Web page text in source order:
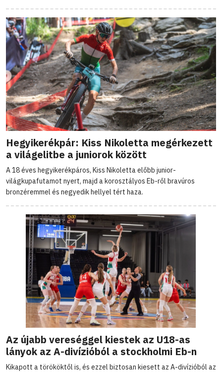
Hegyikerékpár: Kiss Nikoletta megérkezett
a világelitbe a juniorok között
A 18 éves hegyikerékpáros, Kiss Nikoletta előbb junior-
világkupafutamot nyert, majd a korosztályos Eb-ről bravúros
bronzéremmel és negyedik hellyel tért haza.
Az újabb vereséggel kiestek az U18-as
lányok az A-divízióból a stockholmi Eb-n
Kikapott a törököktől is, és ezzel biztosan kiesett az A-divízióból az